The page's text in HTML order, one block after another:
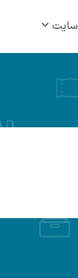
سایت